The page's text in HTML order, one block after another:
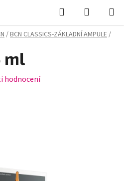
Hledat
KOŠÍK
/BCN CLASSICS-ZÁKLADNÍ AMPULE/
ml
hodnocení